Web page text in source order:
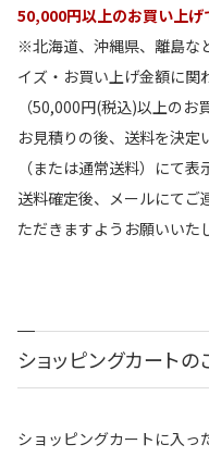
50,000円以上のお買い上げ
※北海道、沖縄県、離島な
イズ・お買い上げ金額に関
（50,000円(税込)以上のお
お見積りの後、送料を決
（または通常送料）にて表
送料確定後、メールにてご
ただきますようお願いいた
ショッピングカート
ショッピングカートに入っ